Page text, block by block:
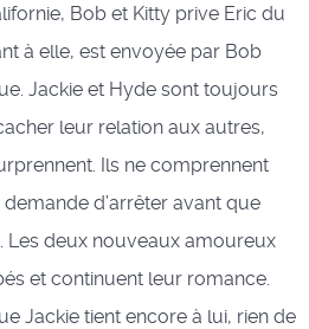
Bob et Kitty prive Eric du
à elle, est envoyée par Bob
Jackie et Hyde sont toujours
leur relation aux autres,
Ils ne comprennent
d’arrêter avant que
Les deux nouveaux amoureux
et continuent leur romance.
Jackie tient encore à lui, rien de